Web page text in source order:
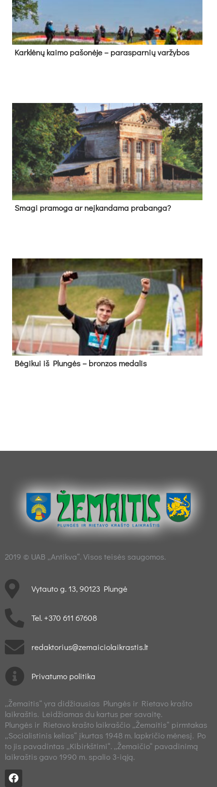
Kark­lė­nų kai­mo pa­šo­nė­je – pa­ras­par­nių var­žy­bos
Sma­gi pra­mo­ga ar neį­kan­da­ma pra­ban­ga?
Bė­gi­kui iš Plun­gės – bron­zos me­da­lis
2019 © UAB „Antikva“. Visos teisės saugomos.
Vytauto g. 13, 90123 Plungė
Tel. +370 611 67608
redaktorius@zemaiciolaikrastis.lt
Privatumo politika
„Žemaitis“ yra didžiausias Plungės ir Rietavo krašto
laikraštis. Leidžiamas du kartus per savaitę.
Plungės ir Rietavo krašto laikraščio „Žemaitis“ pirmtakas
„Socialistinis kelias“ įkurtas 1948 m. lapkričio mėnesį. Po
to jis pavadintas „Kibirkštimi“. „Žemaičio“ pavadinimą
laikraštis gavo 1990 m. spalio 3-iąją.